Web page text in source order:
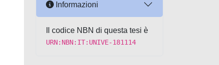
Informazioni
Il codice NBN di questa tesi è
URN:NBN:IT:UNIVE-181114